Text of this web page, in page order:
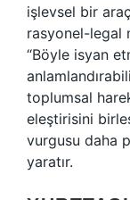
işlevsel bir
rasyonel-legal
“Böyle isyan
toplumsal
eleştirisini
vurgusu daha
yaratır.